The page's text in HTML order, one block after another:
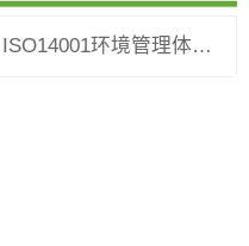
ISO14001环境管理体系认证流程